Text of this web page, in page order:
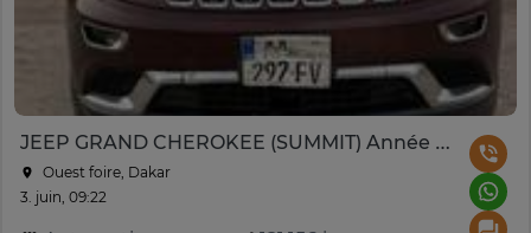
JEEP GRAND CHEROKEE (SUMMIT) Année 2016
Ouest foire, Dakar
3. juin, 09:22